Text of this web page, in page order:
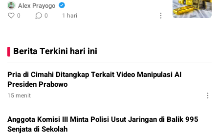
Alex Prayogo
0 0 1 hari
Berita Terkini hari ini
Pria di Cimahi Ditangkap Terkait Video Manipulasi AI
Presiden Prabowo
15 menit
Anggota Komisi III Minta Polisi Usut Jaringan di Balik 995
Senjata di Sekolah